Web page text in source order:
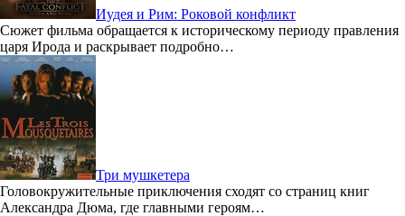
Иудея и Рим: Роковой конфликт
Сюжет фильма обращается к историческому периоду правления
царя Ирода и раскрывает подробно…
Три мушкетера
Головокружительные приключения сходят со страниц книг
Александра Дюма, где главными героям…